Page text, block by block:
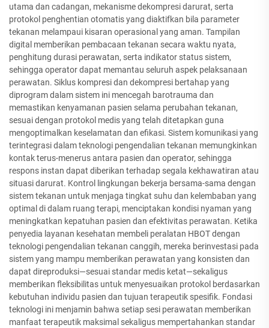
utama dan cadangan, mekanisme dekompresi darurat, serta
protokol penghentian otomatis yang diaktifkan bila parameter
tekanan melampaui kisaran operasional yang aman. Tampilan
digital memberikan pembacaan tekanan secara waktu nyata,
penghitung durasi perawatan, serta indikator status sistem,
sehingga operator dapat memantau seluruh aspek pelaksanaan
perawatan. Siklus kompresi dan dekompresi bertahap yang
diprogram dalam sistem ini mencegah barotrauma dan
memastikan kenyamanan pasien selama perubahan tekanan,
sesuai dengan protokol medis yang telah ditetapkan guna
mengoptimalkan keselamatan dan efikasi. Sistem komunikasi yang
terintegrasi dalam teknologi pengendalian tekanan memungkinkan
kontak terus-menerus antara pasien dan operator, sehingga
respons instan dapat diberikan terhadap segala kekhawatiran atau
situasi darurat. Kontrol lingkungan bekerja bersama-sama dengan
sistem tekanan untuk menjaga tingkat suhu dan kelembaban yang
optimal di dalam ruang terapi, menciptakan kondisi nyaman yang
meningkatkan kepatuhan pasien dan efektivitas perawatan. Ketika
penyedia layanan kesehatan membeli peralatan HBOT dengan
teknologi pengendalian tekanan canggih, mereka berinvestasi pada
sistem yang mampu memberikan perawatan yang konsisten dan
dapat direproduksi—sesuai standar medis ketat—sekaligus
memberikan fleksibilitas untuk menyesuaikan protokol berdasarkan
kebutuhan individu pasien dan tujuan terapeutik spesifik. Fondasi
teknologi ini menjamin bahwa setiap sesi perawatan memberikan
manfaat terapeutik maksimal sekaligus mempertahankan standar